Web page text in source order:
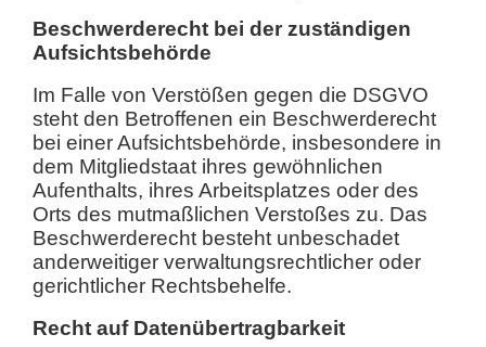
Beschwerderecht bei der zuständigen
Aufsichtsbehörde
Im Falle von Verstößen gegen die DSGVO
steht den Betroffenen ein Beschwerderecht
bei einer Aufsichtsbehörde, insbesondere in
dem Mitgliedstaat ihres gewöhnlichen
Aufenthalts, ihres Arbeitsplatzes oder des
Orts des mutmaßlichen Verstoßes zu. Das
Beschwerderecht besteht unbeschadet
anderweitiger verwaltungsrechtlicher oder
gerichtlicher Rechtsbehelfe.
Recht auf Datenübertragbarkeit